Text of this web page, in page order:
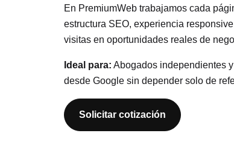
En PremiumWeb trabajamos cada
estructura SEO, experiencia
visitas en oportunidades reales de
Ideal para: Abogados independientes
desde Google sin depender solo de
Solicitar cotización